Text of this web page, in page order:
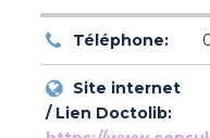
Téléphone:
Site internet
/ Lien Doctolib: